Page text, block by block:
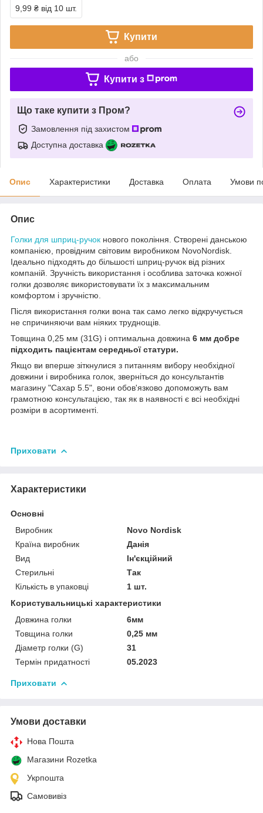
9,99 ₴ від 10 шт.
Купити
або
Купити з
Що таке купити з Пром?
Замовлення під захистом
Доступна доставка
Опис Характеристики Доставка Оплата Умови
Опис
Голки для шприц-ручок нового покоління. Створені данською
компанією, провідним світовим виробником NovoNordisk.
Ідеально підходять до більшості шприц-ручок від різних
компаній. Зручність використання і особлива заточка кожної
голки дозволяє використовувати їх з максимальним
комфортом і зручністю.
Після використання голки вона так само легко відкручується
не спричиняючи вам ніяких труднощів.
Товщина 0,25 мм (31G) і оптимальна довжина 6 мм добре
підходить пацієнтам середньої статури.
Якщо ви вперше зіткнулися з питанням вибору необхідної
довжини і виробника голок, зверніться до консультантів
магазину "Сахар 5.5", вони обов'язково допоможуть вам
грамотною консультацією, так як в наявності є всі необхідні
розміри в асортименті.
Приховати
Характеристики
Основні
Виробник
Novo Nordisk
Країна виробник
Данія
Вид
Ін'єкційний
Стерильні
Так
Кількість в упаковці
1 шт.
Користувальницькі характеристики
Довжина голки
6мм
Товщина голки
0,25 мм
Діаметр голки (G)
31
Термін придатності
05.2023
Приховати
Умови доставки
Нова Пошта
Магазини Rozetka
Укрпошта
Самовивіз